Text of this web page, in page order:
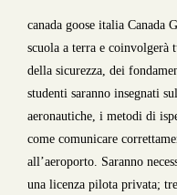
canada goose italia Canada
scuola a terra e coinvolgerà
della sicurezza, dei
studenti saranno insegnati
aeronautiche, i metodi di
come comunicare
all’aeroporto. Saranno
una licenza pilota privata;